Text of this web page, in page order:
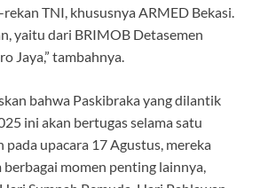
TNI, khususnya ARMED Bekasi.
yaitu dari BRIMOB Detasemen
Jaya,” tambahnya.
bahwa Paskibraka yang dilantik
ini akan bertugas selama satu
pada upacara 17 Agustus, mereka
momen penting lainnya,